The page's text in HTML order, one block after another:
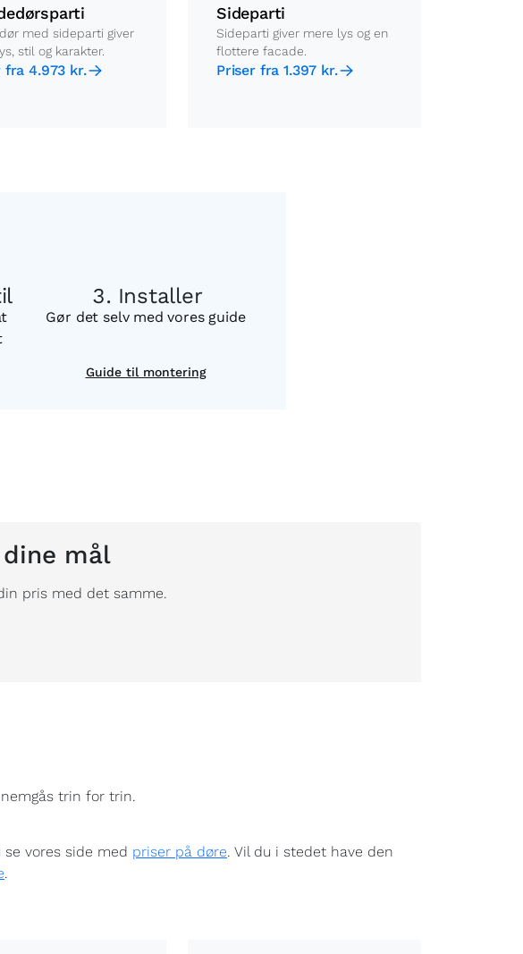
med sideparti giver
stil og karakter.
fra 4.973 kr.
Sideparti
Sideparti giver mere lys og en
flottere facade.
Priser fra 1.397 kr.
Installer
Gør det selv med vores guide
Guide til montering
mål
pris med det samme.
trin for trin.
vores side med priser på døre. Vil du i stedet have den
.